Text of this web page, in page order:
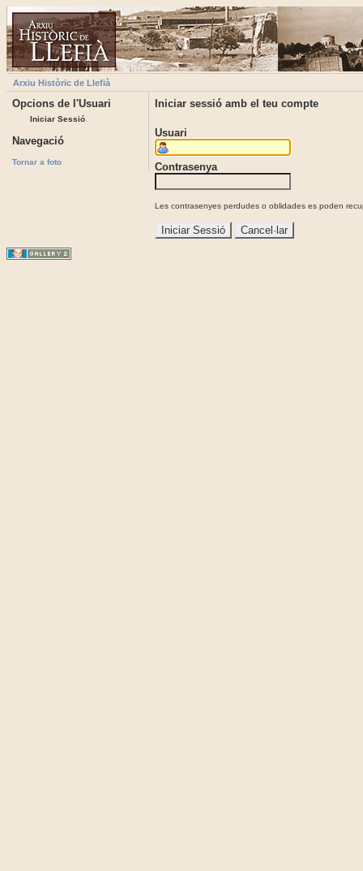
Arxiu Històric de Llefià
Opcions de l'Usuari
Iniciar Sessió
Navegació
Tornar a foto
Iniciar sessió amb el teu compte
Usuari
Contrasenya
Les contrasenyes perdudes o oblidades es poden